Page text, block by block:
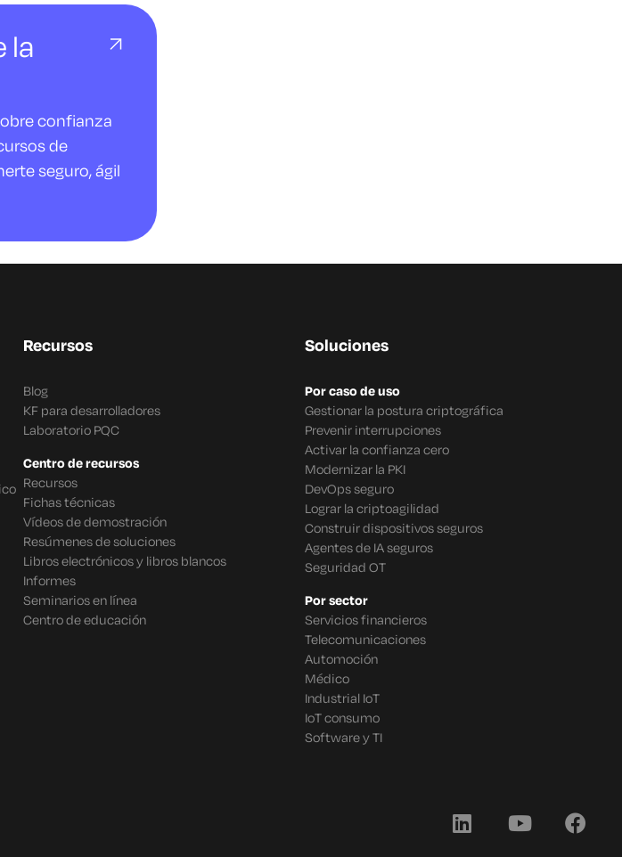
la
confianza
de
seguro, ágil
Recursos
Blog
KF para desarrolladores
Laboratorio PQC
Centro de recursos
Recursos
Fichas técnicas
Vídeos de demostración
Resúmenes de soluciones
Libros electrónicos y libros blancos
Informes
Seminarios en línea
Centro de educación
Soluciones
Por caso de uso
Gestionar la postura criptográfica
Prevenir interrupciones
Activar la confianza cero
Modernizar la PKI
DevOps seguro
Lograr la criptoagilidad
Construir dispositivos seguros
Agentes de IA seguros
Seguridad OT
Por sector
Servicios financieros
Telecomunicaciones
Automoción
Médico
Industrial IoT
IoT consumo
Software y TI